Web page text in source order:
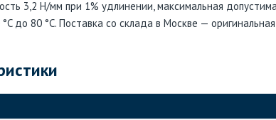
3,2 Н/мм при 1% удлинении, максимальная
до 80 °C. Поставка со склада в Москве —